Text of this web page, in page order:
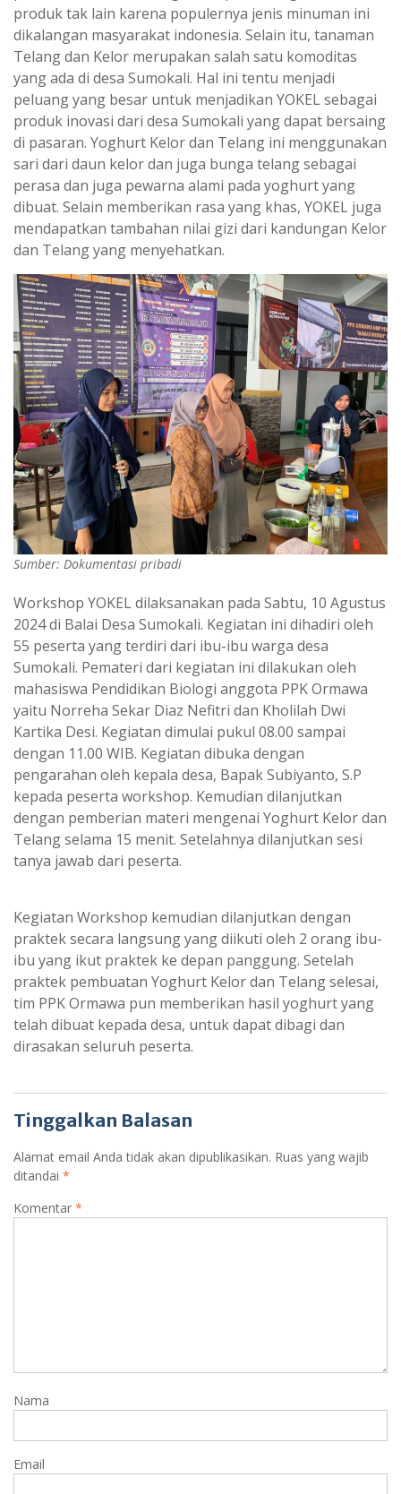
produk tak lain karena populernya jenis minuman ini
dikalangan masyarakat indonesia. Selain itu, tanaman
Telang dan Kelor merupakan salah satu komoditas
yang ada di desa Sumokali. Hal ini tentu menjadi
peluang yang besar untuk menjadikan YOKEL sebagai
produk inovasi dari desa Sumokali yang dapat bersaing
di pasaran. Yoghurt Kelor dan Telang ini menggunakan
sari dari daun kelor dan juga bunga telang sebagai
perasa dan juga pewarna alami pada yoghurt yang
dibuat. Selain memberikan rasa yang khas, YOKEL juga
mendapatkan tambahan nilai gizi dari kandungan Kelor
dan Telang yang menyehatkan.
Sumber: Dokumentasi pribadi
Workshop YOKEL dilaksanakan pada Sabtu, 10 Agustus
2024 di Balai Desa Sumokali. Kegiatan ini dihadiri oleh
55 peserta yang terdiri dari ibu-ibu warga desa
Sumokali. Pemateri dari kegiatan ini dilakukan oleh
mahasiswa Pendidikan Biologi anggota PPK Ormawa
yaitu Norreha Sekar Diaz Nefitri dan Kholilah Dwi
Kartika Desi. Kegiatan dimulai pukul 08.00 sampai
dengan 11.00 WIB. Kegiatan dibuka dengan
pengarahan oleh kepala desa, Bapak Subiyanto, S.P
kepada peserta workshop. Kemudian dilanjutkan
dengan pemberian materi mengenai Yoghurt Kelor dan
Telang selama 15 menit. Setelahnya dilanjutkan sesi
tanya jawab dari peserta.
Kegiatan Workshop kemudian dilanjutkan dengan
praktek secara langsung yang diikuti oleh 2 orang ibu-
ibu yang ikut praktek ke depan panggung. Setelah
praktek pembuatan Yoghurt Kelor dan Telang selesai,
tim PPK Ormawa pun memberikan hasil yoghurt yang
telah dibuat kepada desa, untuk dapat dibagi dan
dirasakan seluruh peserta.
Tinggalkan Balasan
Alamat email Anda tidak akan dipublikasikan. Ruas yang wajib
ditandai *
Komentar *
Nama
Email